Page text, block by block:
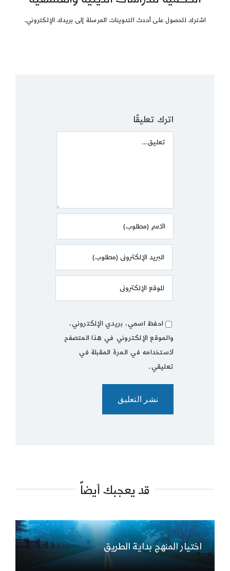
اشترك للحصول على أحدث التدوينات المرسلة إلى بريدك الإلكتروني.
اترك تعليقًا
Comment
احفظ اسمي، بريدي الإلكتروني،
والموقع الإلكتروني في هذا المتصفح
لاستخدامه في المرة المقبلة في
تعليقي.
قد يعجبك أيضاً
اختيار المنهج بداية الطريق